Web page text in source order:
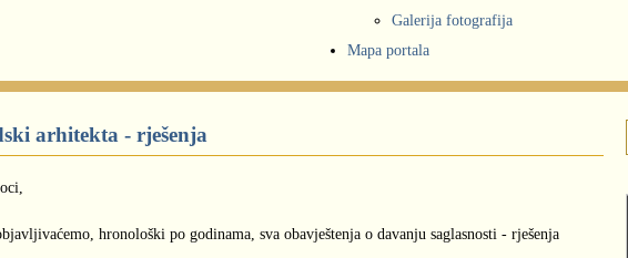
Galerija fotografija
Mapa portala
arhitekta - rješenja
hronološki po godinama, sva obavještenja o davanju saglasnosti - rješenja